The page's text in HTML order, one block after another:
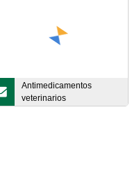
Antimedicamentos
veterinarios